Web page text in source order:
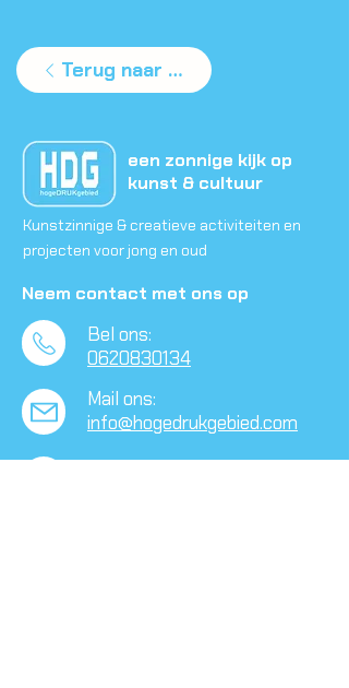
Terug naar agenda
een zonnige kijk op
kunst & cultuur
Kunstzinnige & creatieve activiteiten en
projecten voor jong en oud
Neem contact met ons op
Bel ons:
0620830134
Mail ons:
info@hogedrukgebied.com